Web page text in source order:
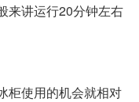
来讲运行20分钟左右
柜使用的机会就相对